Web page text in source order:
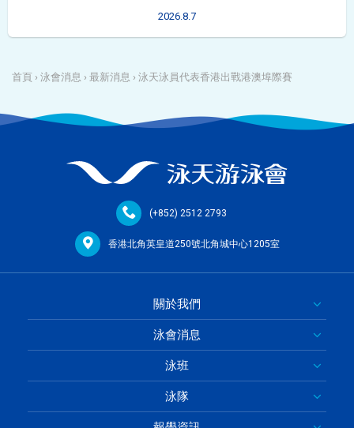
2026.8.7
首頁 › 泳會消息 › 最新消息 › 泳天泳員代表香港出戰港澳埠際賽
(+852) 2512 2793
香港北角英皇道250號北角城中心1205室
關於我們
泳會消息
泳班
泳隊